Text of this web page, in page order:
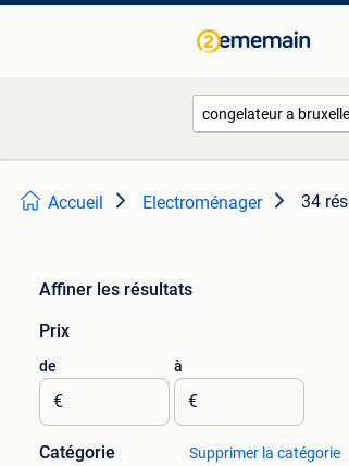
Accueil Electroménager 34
Affiner les résultats
Prix
de
€
à
€
Catégorie Supprimer la catégorie